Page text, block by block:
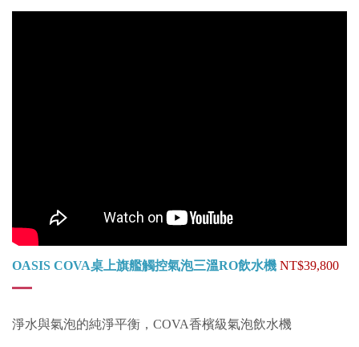
OASIS COVA桌上旗艦觸控氣泡三溫RO飲水機 NT$39,800
淨水與氣泡的純淨平衡，COVA香檳級氣泡飲水機